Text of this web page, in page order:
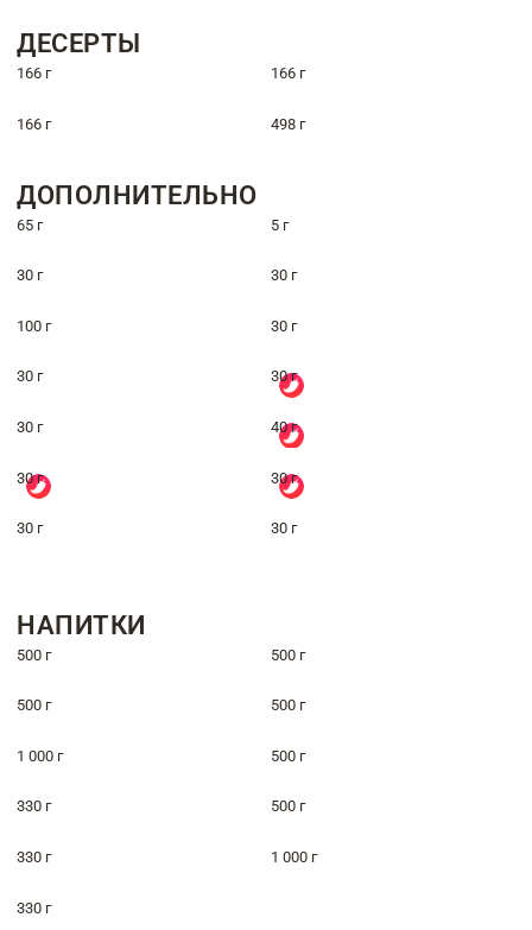
ДЕСЕРТЫ
166 г 166 г
166 г 498 г
ДОПОЛНИТЕЛЬНО
65 г 5 г
30 г 30 г
100 г 30 г
30 г 30 г
30 г 40 г
30 г 30 г
30 г 30 г
НАПИТКИ
500 г 500 г
500 г 500 г
1 000 г 500 г
330 г 500 г
330 г 1 000 г
330 г